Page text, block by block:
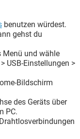
benutzen würdest.
gehst du
Menü und wähle
USB-Einstellungen >
Bildschirm
des Geräts über
PC.